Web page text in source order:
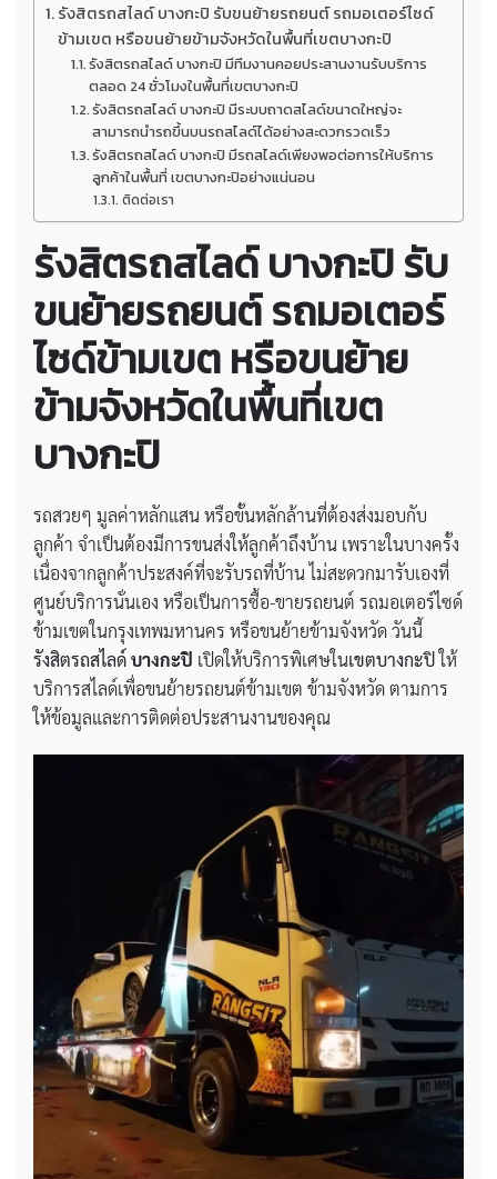
รังสิตรถสไลด์ บางกะปิ รับขนย้ายรถยนต์ รถมอเตอร์ไซด์
ข้ามเขต หรือขนย้ายข้ามจังหวัดในพื้นที่เขตบางกะปิ
รังสิตรถสไลด์ บางกะปิ มีทีมงานคอยประสานงานรับบริการ
ตลอด 24 ชั่วโมงในพื้นที่เขตบางกะปิ
รังสิตรถสไลด์ บางกะปิ มีระบบถาดสไลด์ขนาดใหญ่จะ
สามารถนำรถขึ้นบนรถสไลด์ได้อย่างสะดวกรวดเร็ว
รังสิตรถสไลด์ บางกะปิ มีรถสไลด์เพียงพอต่อการให้บริการ
ลูกค้าในพื้นที่ เขตบางกะปิอย่างแน่นอน
ติดต่อเรา
รังสิตรถสไลด์บางกะปิรับ
ขนย้ายรถยนต์ รถมอเตอร์
ไซด์ข้ามเขต หรือขนย้าย
ข้ามจังหวัดในพื้นที่เขต
บางกะปิ
รถสวยๆ มูลค่าหลักแสน หรือขั้นหลักล้านที่ต้องส่งมอบกับ
ลูกค้า จำเป็นต้องมีการขนส่งให้ลูกค้าถึงบ้าน เพราะในบางครั้ง
เนื่องจากลูกค้าประสงค์ที่จะรับรถที่บ้าน ไม่สะดวกมารับเองที่
ศูนย์บริการนั่นเอง หรือเป็นการซื้อ-ขายรถยนต์ รถมอเตอร์ไซด์
ข้ามเขตในกรุงเทพมหานคร หรือขนย้ายข้ามจังหวัด วันนี้
รังสิตรถสไลด์บางกะปิ เปิดให้บริการพิเศษในเขตบางกะปิให้
บริการสไลด์เพื่อขนย้ายรถยนต์ข้ามเขต ข้ามจังหวัด ตามการ
ให้ข้อมูลและการติดต่อประสานงานของคุณ